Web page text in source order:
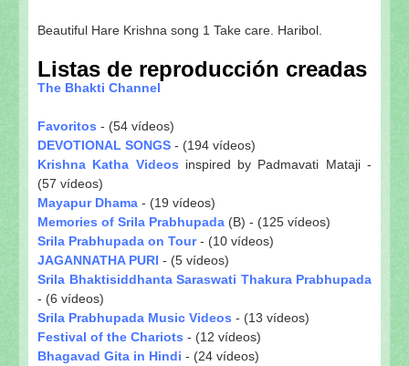
Beautiful Hare Krishna song 1 Take care. Haribol.
Listas de reproducción creadas
The Bhakti Channel
Favoritos - (54 vídeos)
DEVOTIONAL SONGS - (194 vídeos)
Krishna Katha Videos inspired by Padmavati Mataji -
(57 vídeos)
Mayapur Dhama - (19 vídeos)
Memories of Srila Prabhupada (B) - (125 vídeos)
Srila Prabhupada on Tour- (10 vídeos)
JAGANNATHA PURI - (5 vídeos)
Srila Bhaktisiddhanta Saraswati Thakura Prabhupada
- (6 vídeos)
Srila Prabhupada Music Videos - (13 vídeos)
Festival of the Chariots - (12 vídeos)
Bhagavad Gita in Hindi - (24 vídeos)